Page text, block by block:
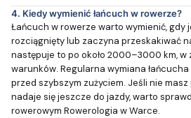
4. Kiedy wymienić łańcuch w rowerze?
Łańcuch w rowerze warto wymienić, gdy
rozciągnięty lub zaczyna przeskakiwać
następuje to po około 2000–3000 km, w
warunków. Regularna wymiana
przed szybszym zużyciem. Jeśli nie
nadaje się jeszcze do jazdy, warto
rowerowym Rowerologia w Warce.